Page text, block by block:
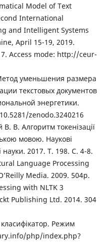
Model of Text
International
and Intelligent Systems
April 15-19, 2019.
Access mode: http://ceur-
уменьшения размера
текстовых документов
энергетики.
zenodo.3240216
В. Алгоритм токенізації
мовою. Наукові
2017. Т. 198. С. 4-8.
Language Processing
Media. 2009. 504p.
with NLTK 3
Publishing Ltd. 2014. 304
Режим
php/index.php?